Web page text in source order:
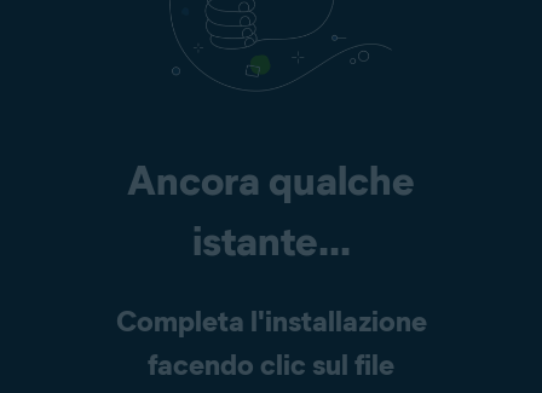
Ancora qualche
istante...
Completa l'installazione
facendo clic sul file